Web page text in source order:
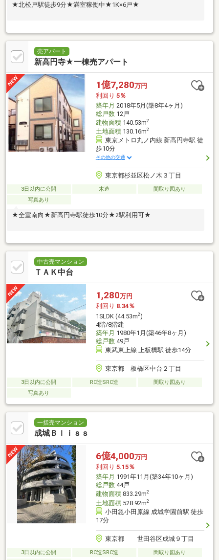
★北松戸駅徒歩9分★満室稼働中★1K×6戸★
売アパート
新高円寺★一棟売アパート
1億7,280万円
利回り 5％
築年月 2018年5月(築8年4ヶ月)
総戸数12戸
建物面積140.53m2
土地面積130.16m2
東京メトロ丸ノ内線 新高円寺駅 徒
歩10分
その他の交通
東京都杉並区松ノ木３丁目
3日以内に公開 木造
間取り図あり
写真あり
★全室南向★新高円寺駅徒歩10分★2駅利用可★
中古売マンション
ＴＡＫ中台
1,280万円
利回り 8.34％
1SLDK (44.53m2)
4階/8階建
築年月 1980年1月(築46年8ヶ月)
総戸数49戸
東武東上線 上板橋駅 徒歩14分
東京都 板橋区中台２丁目
3日以内に公開 RC造SRC造
間取り図あり
写真あり
一括売マンション
成城Ｂｌｉｓｓ
6億4,000万円
利回り 5.15％
築年月 1991年11月(築34年10ヶ月)
総戸数44戸
建物面積833.29m2
土地面積528.92m2
小田急小田原線 成城学園前駅 徒歩
17分
東京都 世田谷区成城９丁目
3日以内に公開 RC造SRC造
間取り図あり